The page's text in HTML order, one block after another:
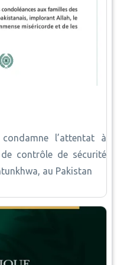
l’attentat à
contrôle de sécurité
au Pakistan